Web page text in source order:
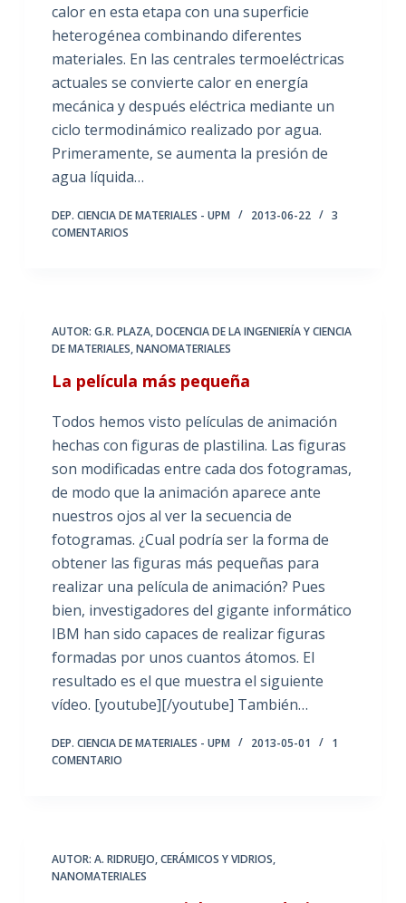
calor en esta etapa con una superficie
heterogénea combinando diferentes
materiales. En las centrales termoeléctricas
actuales se convierte calor en energía
mecánica y después eléctrica mediante un
ciclo termodinámico realizado por agua.
Primeramente, se aumenta la presión de
agua líquida…
DEP. CIENCIA DE MATERIALES - UPM 2013-06-22
3
COMENTARIOS
AUTOR: G.R. PLAZA,DOCENCIA DE LA INGENIERÍA Y CIENCIA
DE MATERIALES,NANOMATERIALES
La película más pequeña
Todos hemos visto películas de animación
hechas con figuras de plastilina. Las figuras
son modificadas entre cada dos fotogramas,
de modo que la animación aparece ante
nuestros ojos al ver la secuencia de
fotogramas. ¿Cual podría ser la forma de
obtener las figuras más pequeñas para
realizar una película de animación? Pues
bien, investigadores del gigante informático
IBM han sido capaces de realizar figuras
formadas por unos cuantos átomos. El
resultado es el que muestra el siguiente
vídeo. [youtube][/youtube] También…
DEP. CIENCIA DE MATERIALES - UPM 2013-05-01
1
COMENTARIO
AUTOR: A. RIDRUEJO,CERÁMICOS Y VIDRIOS,
NANOMATERIALES